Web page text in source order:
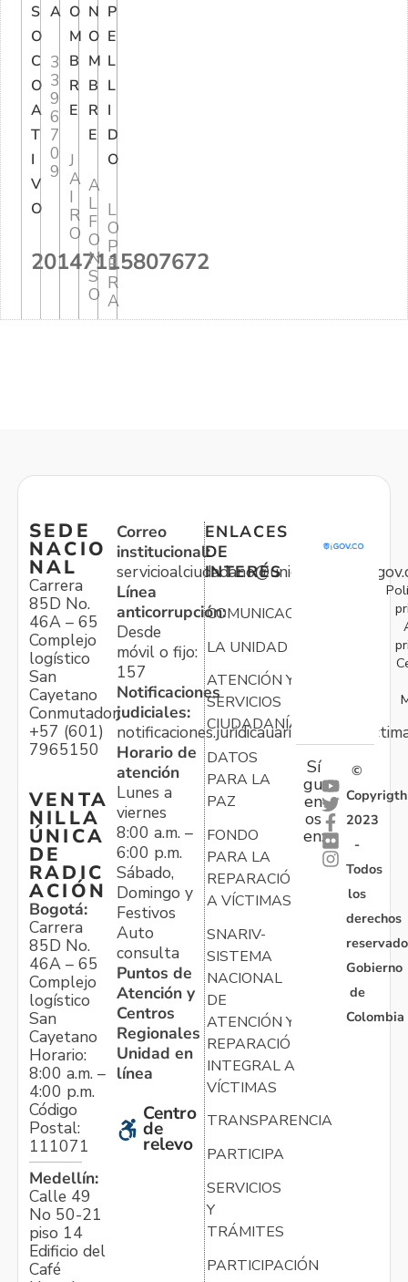
S
O
C
O
A
T
I
V
O
20147115807672
A
3
3
9
6
7
0
9
O
M
B
R
E
J
A
I
R
O
N
O
M
B
R
E
A
L
F
O
N
S
O
P
E
L
L
I
D
O
L
O
P
E
R
A
SEDE
NACIO
NAL
Carrera
85D No.
46A – 65
Complejo
logístico
San
Cayetano
Conmutador:
+57 (601)
7965150
VENTA
NILLA
ÚNICA
DE
RADIC
ACIÓN
Bogotá:
Carrera
85D No.
46A – 65
Complejo
logístico
San
Cayetano
Horario:
8:00 a.m. –
4:00 p.m.
Código
Postal:
111071
Medellín:
Calle 49
No 50-21
piso 14
Edificio del
Café
Correo
institucional:
Línea
anticorrupción:
Desde
móvil o fijo:
157
Notificaciones
judiciales:
Horario de
atención
Lunes a
viernes
8:00 a.m. –
6:00 p.m.
Sábado,
Domingo y
Festivos
Auto
consulta
Puntos de
Atención y
Centros
Regionales
Unidad en
línea
Centro
de
relevo
ENLACES
DE
INTERÉS
COMUNICACIONES
LA UNIDAD
ATENCIÓN Y
SERVICIOS
CIUDADANÍA
DATOS
PARA LA
PAZ
FONDO
PARA LA
REPARACIÓN
A VÍCTIMAS
SNARIV-
SISTEMA
NACIONAL
DE
ATENCIÓN Y
REPARACIÓN
INTEGRAL A
VÍCTIMAS
TRANSPARENCIA
PARTICIPA
SERVICIOS
Y
TRÁMITES
PARTICIPACIÓN
Sí
gu
en
os
en:
©
Copyrigth
2023
-
Todos
los
derechos
Gobierno
de
Colombia